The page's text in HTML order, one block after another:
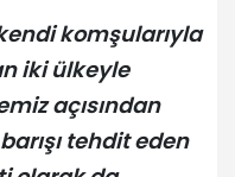
komşularıyla
iki ülkeyle
açısından
tehdit eden